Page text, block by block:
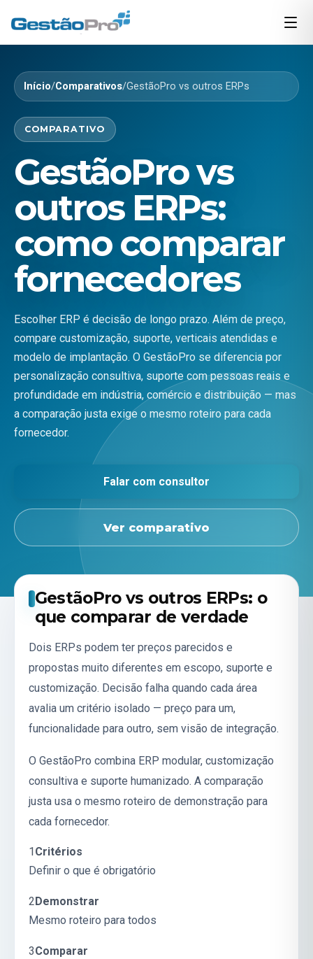
Início/Comparativos/GestãoPro vs outros ERPs
COMPARATIVO
GestãoPro vs
outros ERPs:
como comparar
fornecedores
Escolher ERP é decisão de longo prazo. Além de preço,
compare customização, suporte, verticais atendidas e
modelo de implantação. O GestãoPro se diferencia por
personalização consultiva, suporte com pessoas reais e
profundidade em indústria, comércio e distribuição — mas
a comparação justa exige o mesmo roteiro para cada
fornecedor.
Falar com consultor
Ver comparativo
GestãoPro vs outros ERPs: o
que comparar de verdade
Dois ERPs podem ter preços parecidos e
propostas muito diferentes em escopo, suporte e
customização. Decisão falha quando cada área
avalia um critério isolado — preço para um,
funcionalidade para outro, sem visão de integração.
O GestãoPro combina ERP modular, customização
consultiva e suporte humanizado. A comparação
justa usa o mesmo roteiro de demonstração para
cada fornecedor.
1 Critérios
Definir o que é obrigatório
2 Demonstrar
Mesmo roteiro para todos
3Comparar